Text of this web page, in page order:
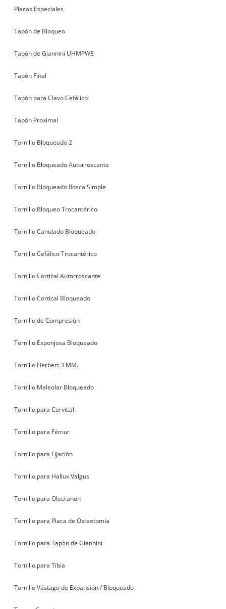
Placas Especiales
Tapón de Bloqueo
Tapón de Giannini UHMPWE
Tapón Final
Tapón para Clavo Cefálico
Tapón Proximal
Tornillo Bloqueado 2
Tornillo Bloqueado Autorroscante
Tornillo Bloqueado Rosca Simple
Tornillo Bloqueo Trocantérico
Tornillo Canulado Bloqueado
Tornillo Cefálico Trocantérico
Tornillo Cortical Autorroscante
Tornillo Cortical Bloqueado
Tornillo de Compresión
Tornillo Esponjosa Bloqueado
Tornillo Herbert 3 MM.
Tornillo Maleolar Bloqueado
Tornillo para Cervical
Tornillo para Fémur
Tornillo para Fijación
Tornillo para Hallux Valgus
Tornillo para Olecranon
Tornillo para Placa de Osteotomía
Tornillo para Tapón de Giannini
Tornillo para Tibia
Tornillo Vástago de Expansión / Bloqueado